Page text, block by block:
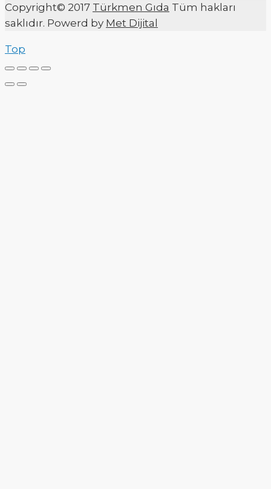
Copyright© 2017 Türkmen Gıda Tüm hakları
saklıdır. Powerd by Met Dijital
Top